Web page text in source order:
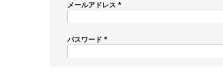
メールアドレス
必
)
パスワード
必